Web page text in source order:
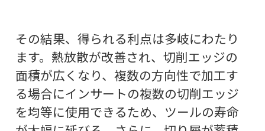
その結果、得られる利点は多岐にわたり
ます。熱放散が改善され、切削エッジの
面積が広くなり、複数の方向性で加工す
る場合にインサートの複数の切削エッジ
を均等に使用できるため、ツールの寿命